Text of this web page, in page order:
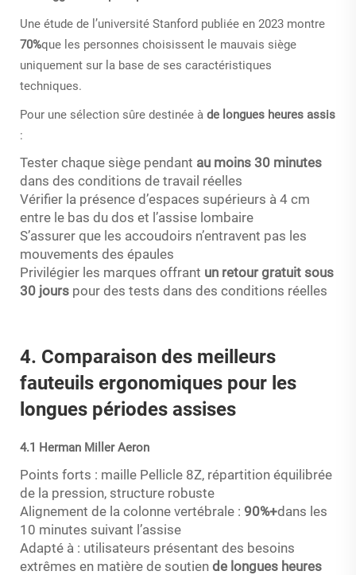
Une étude de l’université Stanford publiée en 2023 montre
70%que les personnes choisissent le mauvais siège
uniquement sur la base de ses caractéristiques
techniques.
Pour une sélection sûre destinée à de longues heures assis
:
Tester chaque siège pendant au moins 30 minutes
dans des conditions de travail réelles
Vérifier la présence d’espaces supérieurs à 4 cm
entre le bas du dos et l’assise lombaire
S’assurer que les accoudoirs n’entravent pas les
mouvements des épaules
Privilégier les marques offrant un retour gratuit sous
30 jours pour des tests dans des conditions réelles
4. Comparaison des meilleurs
fauteuils ergonomiques pour les
longues périodes assises
4.1 Herman Miller Aeron
Points forts : maille Pellicle 8Z, répartition équilibrée
de la pression, structure robuste
Alignement de la colonne vertébrale : 90%+dans les
10 minutes suivant l’assise
Adapté à : utilisateurs présentant des besoins
extrêmes en matière de soutien de longues heures